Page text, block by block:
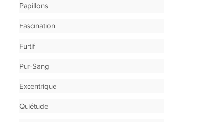
Papillons
Fascination
Furtif
Pur-Sang
Excentrique
Quiétude